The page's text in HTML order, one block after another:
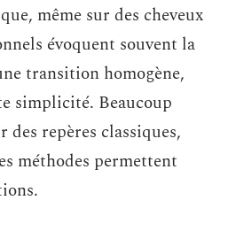
même sur des cheveux
évoquent souvent la
transition homogène,
simplicité. Beaucoup
des repères classiques,
méthodes permettent